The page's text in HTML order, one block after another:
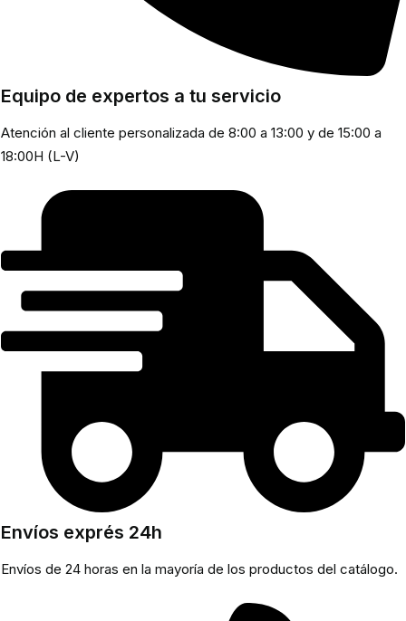
Equipo de expertos a tu servicio
Atención al cliente personalizada de 8:00 a 13:00 y de 15:00 a
18:00H (L-V)
Envíos exprés 24h
Envíos de 24 horas en la mayoría de los productos del catálogo.